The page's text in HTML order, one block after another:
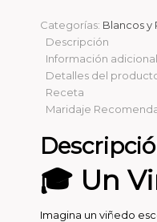
parcela
exclusivo
Bizkaiko
Txakolina
cantidad
Categorías: Blancos y
Descripción
Información adicional
Detalles del
Receta
Maridaje
🎓 Un
Imagina un viñedo